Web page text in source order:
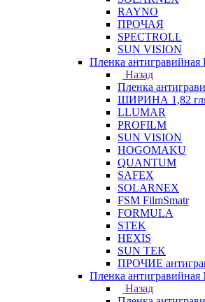
RAYNO
ПРОЧАЯ
SPECTROLL
SUN VISION
Пленка
Назад
Пленка
ШИРИНА 1,82
LLUMAR
PROFILM
SUN VISION
HOGOMAKU
QUANTUM
SAFEX
SOLARNEX
FSM FilmSmatr
FORMULA
STEK
HEXIS
SUN TEK
ПРОЧИЕ
Пленка
Назад